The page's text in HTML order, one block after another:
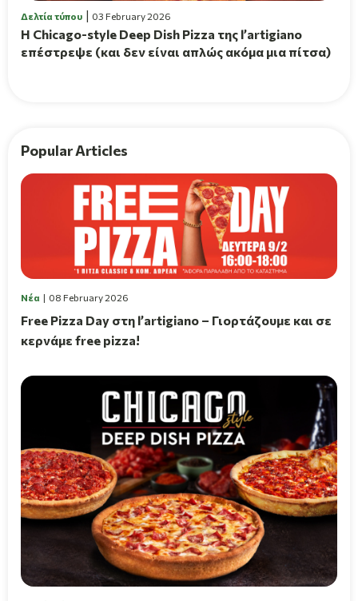
Δελτία τύπου 03 February 2026
Η Chicago-style Deep Dish Pizza της l’artigiano
επέστρεψε (και δεν είναι απλώς ακόμα μια πίτσα)
Popular Articles
Νέα 08 February 2026
Free Pizza Day στη l’artigiano – Γιορτάζουμε και σε
κερνάμε free pizza!